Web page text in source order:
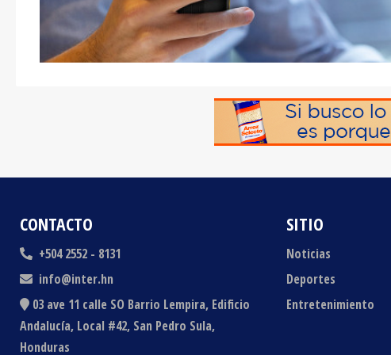
CONTACTO
+504 2552 - 8131
info@inter.hn
03 ave 11 calle SO Barrio Lempira, Edificio
Andalucía, Local #42, San Pedro Sula,
Honduras
SITIO
Noticias
Deportes
Entretenimiento